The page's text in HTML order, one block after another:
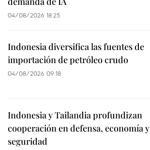
04/08/2026 18:25
Indonesia diversifica las fuentes de
importación de petróleo crudo
04/08/2026 09:18
Indonesia y Tailandia profundizan
cooperación en defensa, economía y
seguridad